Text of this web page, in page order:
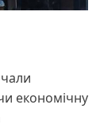
економічну